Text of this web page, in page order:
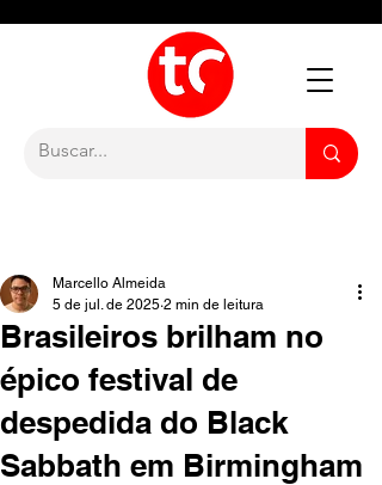
Brasileiros brilham no
épico festival de
despedida do Black
Sabbath em Birmingham
Marcello Almeida
5 de jul. de 2025 2 min de leitura